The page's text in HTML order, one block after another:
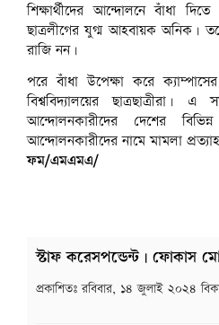
শিক্ষার্থীদের আন্দোলনে বাঁধা
ছাত্রলীগের যুগ্ম আহবায়ক অনিক।
রাজি নন।
পরে বাঁধা উপেক্ষা করে
বিশ্ববিদ্যালয়ের
আন্দোলনকারীদের দেশের
আন্দোলনকারীদের নামে মামলা
ফম/এমএমএ/
স্টাফ করেসপন্ডেন্ট | ফোকাস
প্রকাশিতঃরবিবার, ১৪ জুলাই ২০২৪